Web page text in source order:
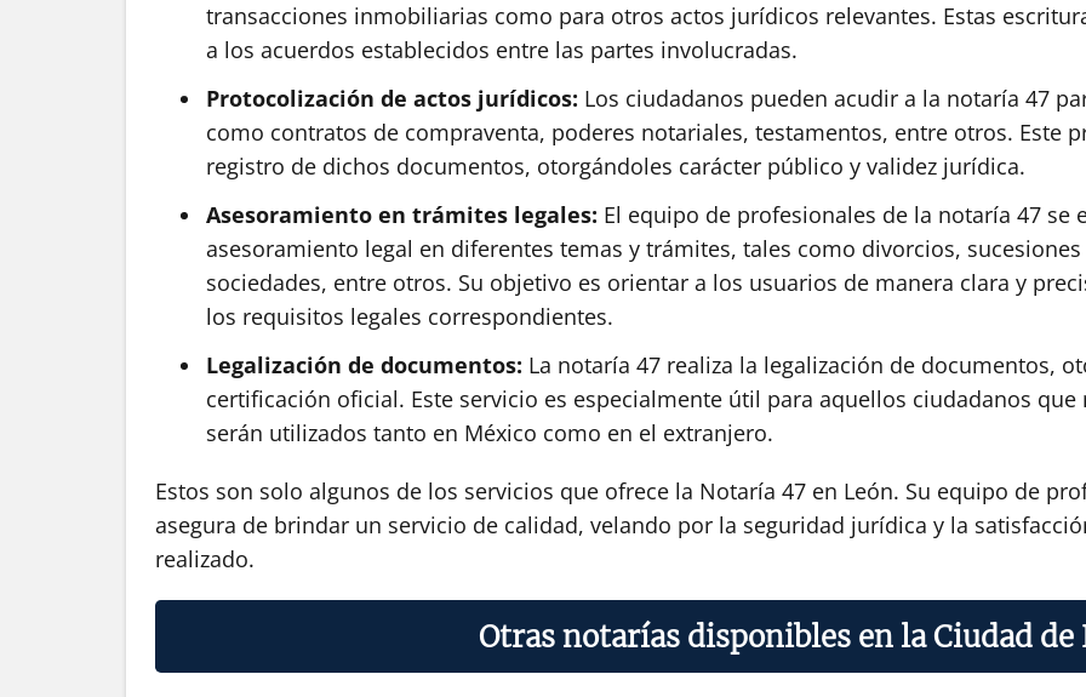
transacciones inmobiliarias como para otros actos jurídicos relevantes. Estas
a los acuerdos establecidos entre las partes involucradas.
Protocolización de actos jurídicos: Los ciudadanos pueden acudir a la notaría 47
como contratos de compraventa, poderes notariales, testamentos, entre otros. Este
registro de dichos documentos, otorgándoles carácter público y validez jurídica.
Asesoramiento en trámites legales: El equipo de profesionales de la notaría 47
asesoramiento legal en diferentes temas y trámites, tales como divorcios,
sociedades, entre otros. Su objetivo es orientar a los usuarios de manera clara y
los requisitos legales correspondientes.
Legalización de documentos: La notaría 47 realiza la legalización de documentos,
certificación oficial. Este servicio es especialmente útil para aquellos ciudadanos
serán utilizados tanto en México como en el extranjero.
Estos son solo algunos de los servicios que ofrece la Notaría 47 en León. Su equipo de
asegura de brindar un servicio de calidad, velando por la seguridad jurídica y la
realizado.
Otras notarías disponibles en la Ciudad de